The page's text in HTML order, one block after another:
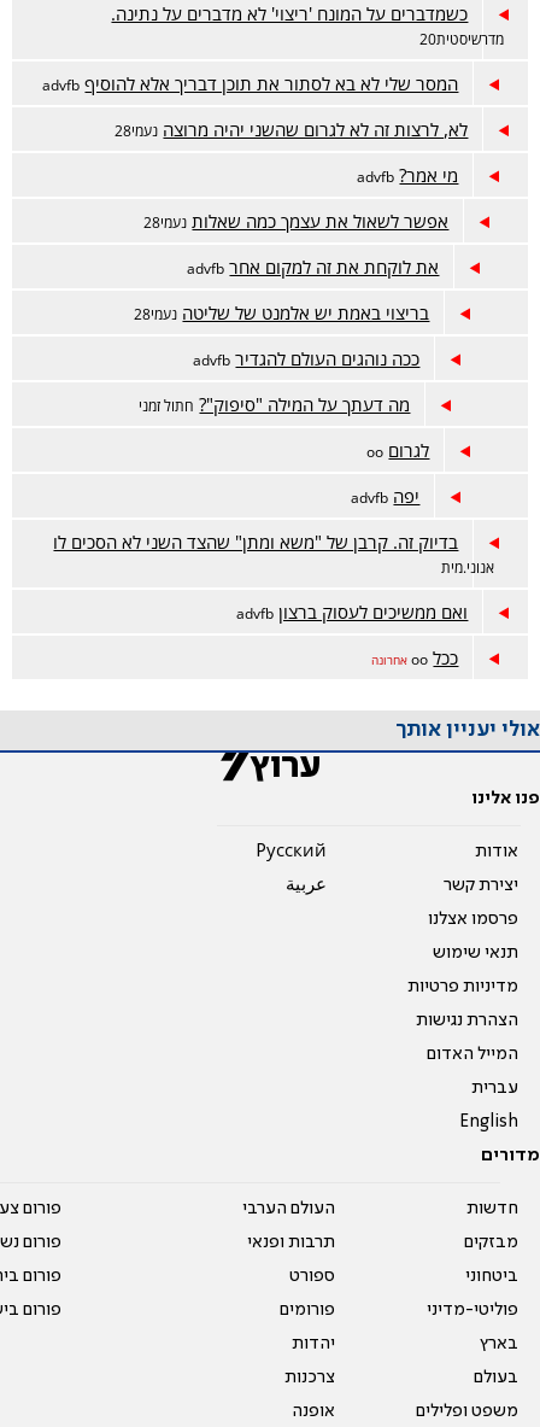
כשמדברים על המונח 'ריצוי' לא מדברים על נתינה.
מדרשיסטית20
המסר שלי לא בא לסתור את תוכן דבריך אלא להוסיף advfb
לא, לרצות זה לא לגרום שהשני יהיה מרוצה נעמי28
מי אמר? advfb
אפשר לשאול את עצמך כמה שאלות נעמי28
את לוקחת את זה למקום אחר advfb
בריצוי באמת יש אלמנט של שליטה נעמי28
ככה נוהגים העולם להגדיר advfb
מה דעתך על המילה "סיפוק"? חתול זמני
לגרום oo
יפה advfb
בדיוק זה. קרבן של "משא ומתן" שהצד השני לא הסכים לו
אנוני.מית
ואם ממשיכים לעסוק ברצון advfb
ככל oo אחרונה
אולי יעניין אותך
פנו אלינו
אודות
יצירת קשר
פרסמו אצלנו
תנאי שימוש
מדיניות פרטיות
הצהרת נגישות
המייל האדום
עברית
English
Pусский
عربية
מדורים
חדשות
מבזקים
ביטחוני
פוליטי-מדיני
בארץ
בעולם
משפט ופלילים
העולם הערבי
תרבות ופנאי
ספורט
פורומים
יהדות
צרכנות
אופנה
פורום
פורום
פורום
פורום